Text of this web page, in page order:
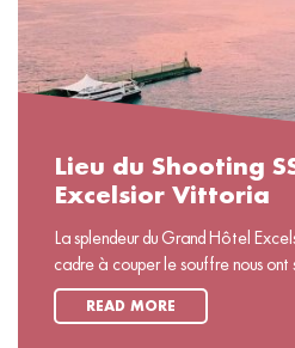
Lieu du Shooting
Excelsior Vittoria
La splendeur du Grand Hôtel
cadre à couper le souffre nous ont
READ MORE